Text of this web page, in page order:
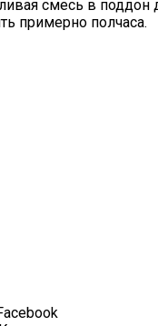
смесь в поддон
примерно полчаса.